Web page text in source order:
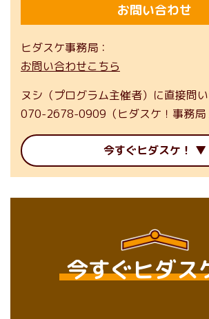
お問い合わせ
ヒダスケ事務局
お問い合わせこちら
ヌシ（プログラム主催者）に直接問
070-2678-0909（ヒダスケ！事務局
今すぐヒダスケ！
今すぐヒダス